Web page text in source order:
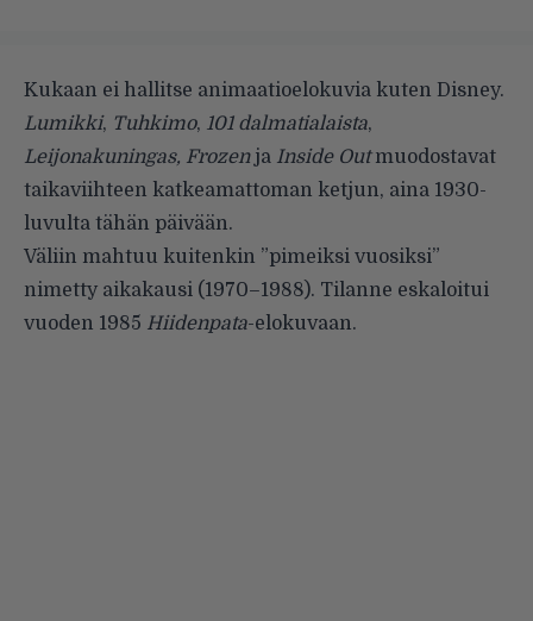
Kukaan ei hallitse animaatioelokuvia kuten Disney.
Lumikki, Tuhkimo, 101 dalmatialaista,
Leijonakuningas, Frozenja Inside Outmuodostavat
taikaviihteen katkeamattoman ketjun, aina 1930-
luvulta tähän päivään.
Väliin mahtuu kuitenkin ”pimeiksi vuosiksi”
nimetty aikakausi (1970–1988). Tilanne eskaloitui
vuoden 1985 Hiidenpata-elokuvaan.